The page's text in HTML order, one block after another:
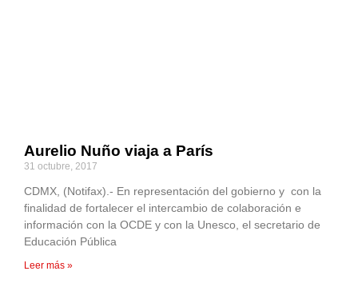
Aurelio Nuño viaja a París
31 octubre, 2017
CDMX, (Notifax).- En representación del gobierno y con la
finalidad de fortalecer el intercambio de colaboración e
información con la OCDE y con la Unesco, el secretario de
Educación Pública
Leer más »